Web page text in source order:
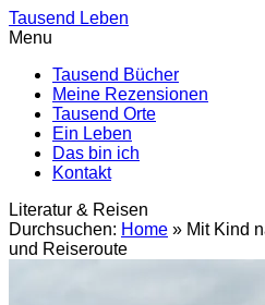
Tausend Leben
Menu
Tausend Bücher
Meine Rezensionen
Tausend Orte
Ein Leben
Das bin ich
Kontakt
Literatur & Reisen
Durchsuchen: Home » Mit Kind
und Reiseroute